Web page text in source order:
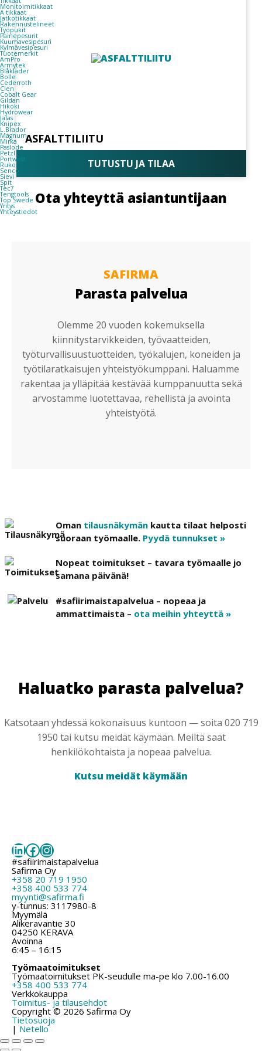
Monitoimitikkaat
A tikkaat
Jatkotikkaat
Rakennustelineet
Työpukit
Painepesurit
Kuumavesipesuri
Kylmävesipesuri
Tuotemerkit
AmPro
Armytek
Blåkläder
Bolle
Cederroth
Clen
Cobalt Gear
Gildan
Hikoki
Hydrowear
Jalas
Knipex
L.Brador
Magnum
Mirka
Paslode
Petzl
Portwest
Ruko
Senco
Sievi
Spit
Tec7
Tengtools
Top Swede
Yritys
Yhteystiedot
ASFALTTILIITU
TUTUSTU JA TILAA
Ota yhteyttä asiantuntijaan
SAFIRMA
Parasta palvelua
Olemme 20 vuoden kokemuksella
kiinnitystarvikkeiden, työvaatteiden,
työturvallisuustuotteiden, työkalujen, koneiden ja
työtilaratkaisujen yhteistyökumppani. Haluamme
rakentaa ja ylläpitää kestävää kumppanuutta sekä
arvostamme luotettavaa, rehellistä ja avointa
yhteistyötä.
Oman tilausnäkymän kautta tilaat helposti
suoraan työmaalle. Pyydä tunnukset »
Nopeat toimitukset – tavara työmaalle jo
samana päivänä!
#safiirimaistapalvelua – nopeaa ja
ammattimaista – ota meihin yhteyttä »
Haluatko parasta palvelua?
Katsotaan yhdessä kokonaisuus kuntoon — soita 020 719
1950 tai kutsu meidät käymään. Meiltä saat
henkilökohtaista ja nopeaa palvelua.
Kutsu meidät käymään
LinkedIn
Facebook
Instagram
#safiirimaistapalvelua
Safirma Oy
+358 20 719 1950
+358 400 533 774
myynti@safirma.fi
y-tunnus: 3117980-8
Myymälä
Alikeravantie 30
04250 KERAVA
Avoinna
6:45 – 16:15
Työmaatoimitukset
Työmaatoimitukset PK-seudulle ma-pe klo 7.00-16.00
+358 400 533 774
Verkkokauppa
Toimitus- ja tilausehdot
Copyright © 2026 Safirma Oy
Tietosuoja
| Netello